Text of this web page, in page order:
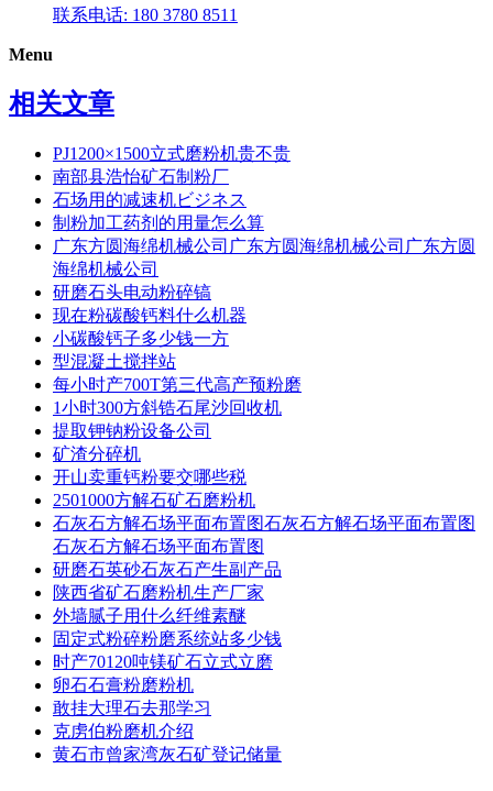
联系电话: 180 3780 8511
Menu
相关文章
PJ1200×1500立式磨粉机贵不贵
南部县浩怡矿石制粉厂
石场用的减速机ビジネス
制粉加工药剂的用量怎么算
广东方圆海绵机械公司广东方圆海绵机械公司广东方圆
海绵机械公司
研磨石头电动粉碎镐
现在粉碳酸钙料什么机器
小碳酸钙子多少钱一方
型混凝土搅拌站
每小时产700T第三代高产预粉磨
1小时300方斜锆石尾沙回收机
提取钾钠粉设备公司
矿渣分碎机
开山卖重钙粉要交哪些税
2501000方解石矿石磨粉机
石灰石方解石场平面布置图石灰石方解石场平面布置图
石灰石方解石场平面布置图
研磨石英砂石灰石产生副产品
陕西省矿石磨粉机生产厂家
外墙腻子用什么纤维素醚
固定式粉碎粉磨系统站多少钱
时产70120吨镁矿石立式立磨
卵石石膏粉磨粉机
敢挂大理石去那学习
克虏伯粉磨机介绍
黄石市曾家湾灰石矿登记储量